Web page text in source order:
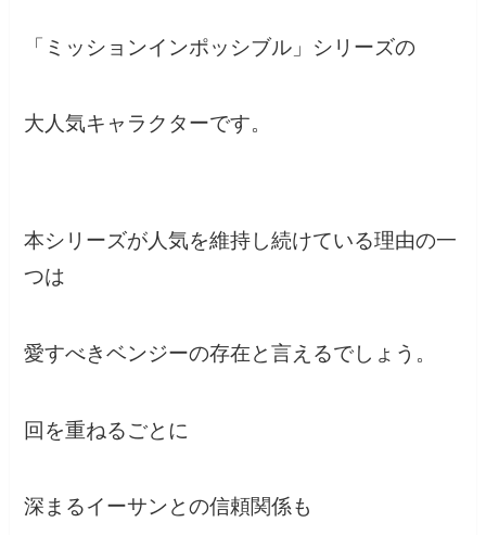
「ミッションインポッシブル」シリーズの
大人気キャラクターです。
本シリーズが人気を維持し続けている理由の一
つは
愛すべきベンジーの存在と言えるでしょう。
回を重ねるごとに
深まるイーサンとの信頼関係も